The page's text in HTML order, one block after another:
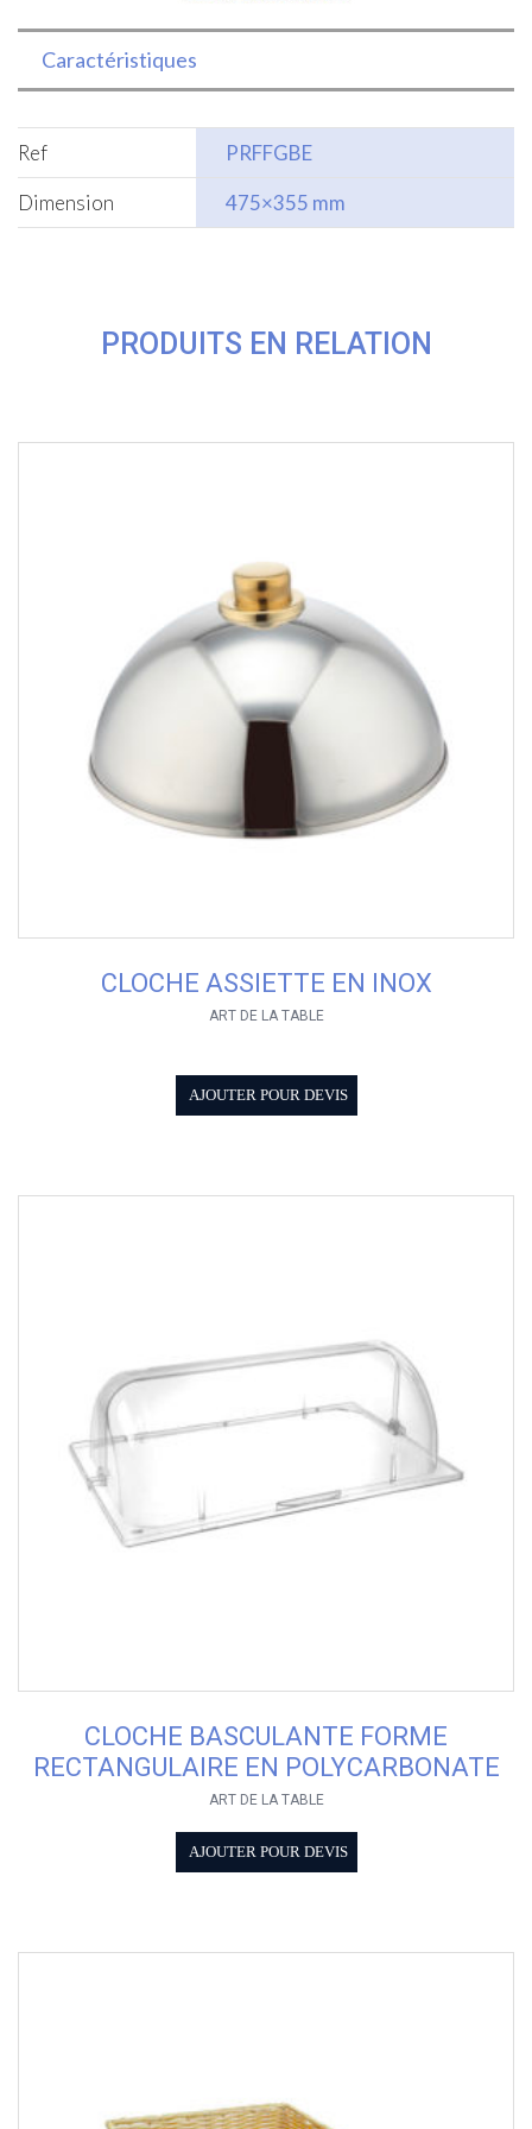
Caractéristiques
Ref
PRFFGBE
Dimension
475×355 mm
PRODUITS EN RELATION
CLOCHE ASSIETTE EN INOX
ART DE LA TABLE
AJOUTER POUR DEVIS
CLOCHE BASCULANTE FORME
RECTANGULAIRE EN POLYCARBONATE
ART DE LA TABLE
AJOUTER POUR DEVIS